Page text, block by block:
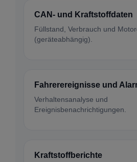
CAN- und Kraftstoffdaten
Füllstand, Verbrauch und
(geräteabhängig).
Fahrerereignisse und
Verhaltensanalyse und
Ereignisbenachrichtigungen.
Kraftstoffberichte